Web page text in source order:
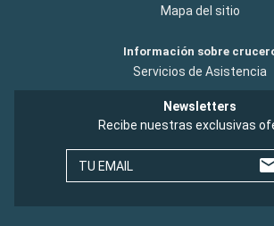
Mapa del sitio
Información sobre
Servicios de Asistencia
Newsletters
Recibe nuestras exclusivas
TU EMAIL